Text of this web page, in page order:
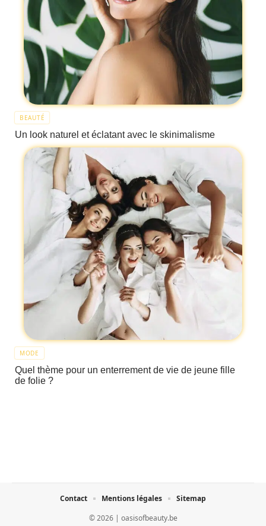
BEAUTÉ
Un look naturel et éclatant avec le skinimalisme
MODE
Quel thème pour un enterrement de vie de jeune fille
de folie ?
© 2026 | oasisofbeauty.be
Contact Mentions légales Sitemap